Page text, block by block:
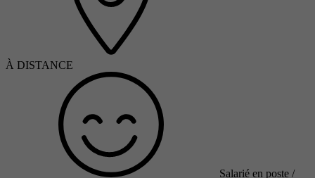
À DISTANCE
Salarié en poste /